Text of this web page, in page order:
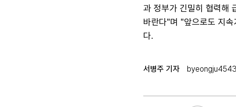
과 정부가 긴밀히 협력해
바란다"며 "앞으로도 지
다.
서병주 기자